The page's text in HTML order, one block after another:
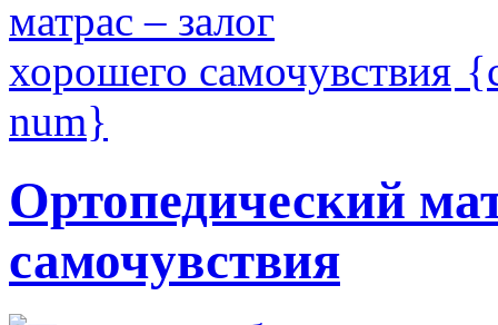
num}
Ортопедический
самочувствия